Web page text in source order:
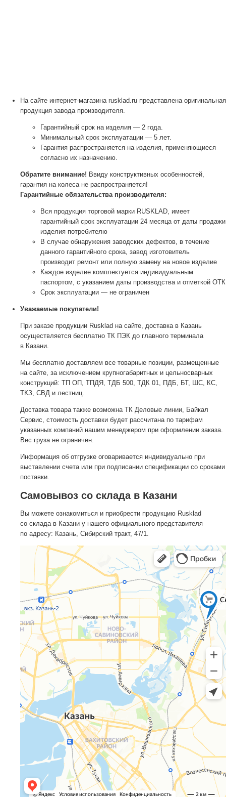
На сайте интернет-магазина rusklad.ru представлена оригинальная
продукция завода производителя.
Гарантийный срок на изделия — 2 года.
Минимальный срок эксплуатации — 5 лет.
Гарантия распространяется на изделия, применяющиеся
согласно их назначению.
Обратите внимание! Ввиду конструктивных особенностей,
гарантия на колеса не распространяется!
Гарантийные обязательства производителя:
Вся продукция торговой марки RUSKLAD, имеет
гарантийный срок эксплуатации 24 месяца от даты продажи
изделия потребителю
В случае обнаружения заводских дефектов, в течение
данного гарантийного срока, завод изготовитель
производит ремонт или полную замену на новое изделие
Каждое изделие комплектуется индивидуальным
паспортом, с указанием даты производства и отметкой ОТК
Срок эксплуатации — не ограничен
Уважаемые покупатели!
При заказе продукции Rusklad на сайте, доставка в Казань
осуществляется бесплатно ТК ПЭК до главного терминала
в Казани.
Мы бесплатно доставляем все товарные позиции, размещенные
на сайте, за исключением крупногабаритных и цельносварных
конструкций: ТП ОП, ТПДЯ, ТДБ 500, ТДК 01, ПДБ, БТ, ШС, КС,
ТКЗ, СВД и лестниц.
Доставка товара также возможна ТК Деловые линии, Байкал
Сервис, стоимость доставки будет рассчитана по тарифам
указанных компаний нашим менеджером при оформлении заказа.
Вес груза не ограничен.
Информация об отгрузке оговаривается индивидуально при
выставлении счета или при подписании спецификации со сроками
поставки.
Самовывоз со склада в Казани
Вы можете ознакомиться и приобрести продукцию Rusklad
со склада в Казани у нашего официального представителя
по адресу: Казань, Сибирский тракт, 47/1.